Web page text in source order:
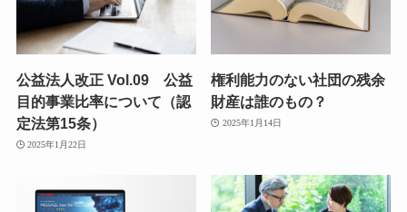
公益法人改正 Vol.09 公益
目的事業比率について（認
定法第15条）
2025年1月22日
権利能力のない社団の残余
財産は誰のもの？
2025年1月14日